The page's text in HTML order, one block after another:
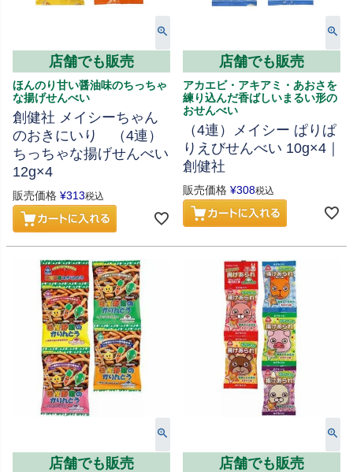
店舗でも販売
ほんのり甘い醤油味のちっちゃ
な揚げせんべい
創健社 メイシーちゃん
のおきにいり （4連）
ちっちゃな揚げせんべい
12g×4
販売価格 ¥313税込
店舗でも販売
アカエビ・アキアミ・あおさを
練り込んだ香ばしいまるい形の
おせんべい
（4連）メイシー ぱりぱ
りえびせんべい 10g×4｜
創健社
販売価格 ¥308税込
店舗でも販売 店舗でも販売